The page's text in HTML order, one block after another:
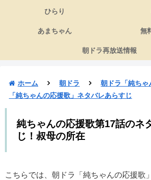
ひらり
あまちゃん 無
朝ドラ再放送情報
ホーム 朝ドラ
朝ドラ「純ちゃ
「純ちゃんの応援歌」ネタバレあらすじ
純ちゃんの応援歌第17話のネ
じ！叔母の所在
こちらでは、朝ドラ「純ちゃんの応援歌